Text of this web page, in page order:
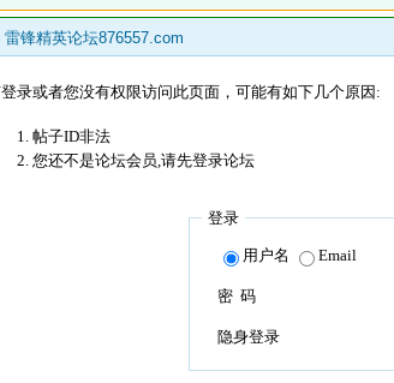
雷锋精英论坛876557.com
录或者您没有权限访问此页面，可能有如下几个原因:
帖子ID非法
您还不是论坛会员,请先登录论坛
登录
用户名 Email
密 码
隐身登录